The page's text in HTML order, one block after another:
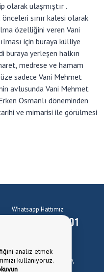
olarak ulaşmıştır .
önceleri sınır kalesi olarak
özelliğini veren Vani
için buraya külliye
buraya yerleşen halkın
medrese ve hamam
sadece Vani Mehmet
avlusunda Vani Mehmet
Osmanlı döneminden
ve mimarisi ile görülmesi
Whatsapp Hattımız
0224 372 10 01
Cad. No:1 Kestel \ BURSA
analiz etmek
kullanıyoruz.